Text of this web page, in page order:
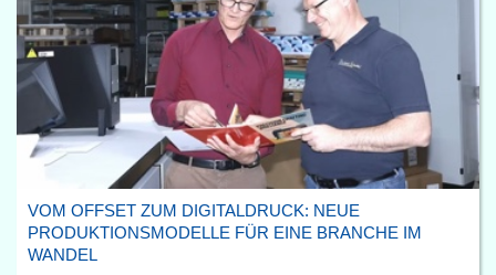
VOM OFFSET ZUM DIGITALDRUCK: NEUE
PRODUKTIONSMODELLE FÜR EINE BRANCHE IM
WANDEL